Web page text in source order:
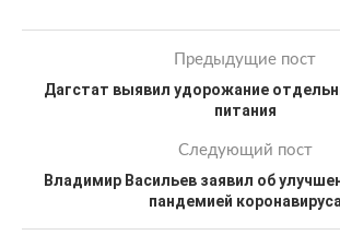
Предыдущие пост
Дагстат выявил удорожание
питания
Следующий пост
Владимир Васильев заявил об
пандемией коронавируса